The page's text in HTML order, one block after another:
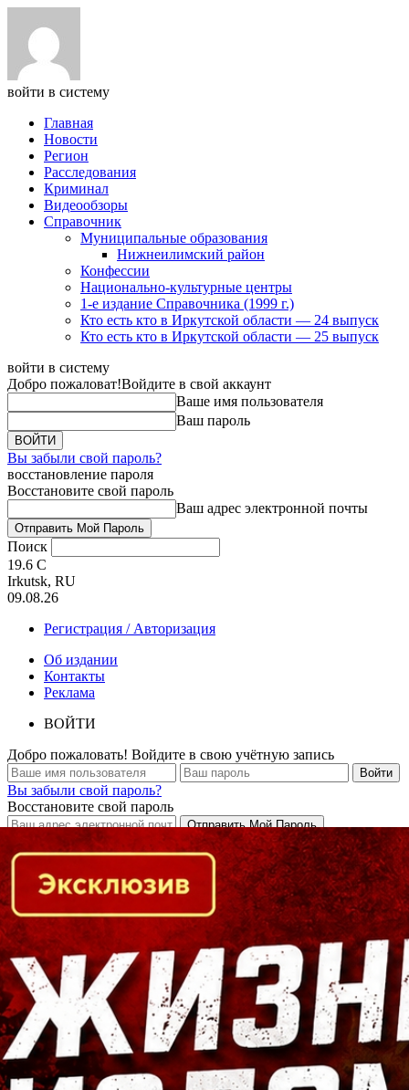
войти в систему
Главная
Новости
Регион
Расследования
Криминал
Видеообзоры
Справочник
Муниципальные образования
Нижнеилимский район
Конфессии
Национально-культурные центры
1-е издание Справочника (1999 г.)
Кто есть кто в Иркутской области — 24 выпуск
Кто есть кто в Иркутской области — 25 выпуск
войти в систему
Добро пожаловат!Войдите в свой аккаунт
Ваше имя пользователя
Ваш пароль
Вы забыли свой пароль?
восстановление пароля
Восстановите свой пароль
Ваш адрес электронной почты
Поиск
19.6 C
Irkutsk, RU
09.08.26
Регистрация / Авторизация
Об издании
Контакты
Реклама
ВОЙТИ
Добро пожаловать! Войдите в свою учётную запись
Вы забыли свой пароль?
Восстановите свой пароль
Кто есть кто в Байкальском регионе